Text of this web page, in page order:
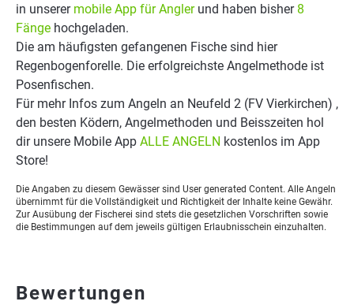
in unserer mobile App für Anglerund haben bisher 8
Fänge hochgeladen.
Die am häufigsten gefangenen Fische sind hier
Regenbogenforelle. Die erfolgreichste Angelmethode ist
Posenfischen.
Für mehr Infos zum Angeln an Neufeld 2 (FV Vierkirchen) ,
den besten Ködern, Angelmethoden und Beisszeiten hol
dir unsere Mobile App ALLE ANGELN kostenlos im App
Store!
Die Angaben zu diesem Gewässer sind User generated Content. Alle Angeln
übernimmt für die Vollständigkeit und Richtigkeit der Inhalte keine Gewähr.
Zur Ausübung der Fischerei sind stets die gesetzlichen Vorschriften sowie
die Bestimmungen auf dem jeweils gültigen Erlaubnisschein einzuhalten.
Bewertungen